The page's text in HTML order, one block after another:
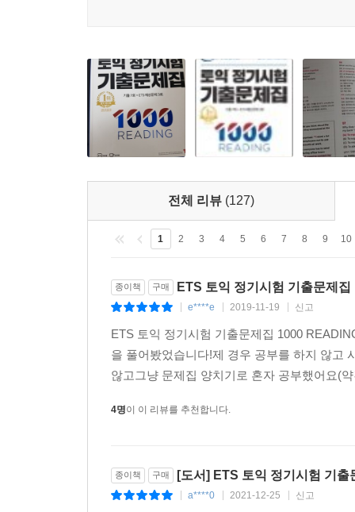
전체 리뷰 (127)
1 2 3 4 5 6 7 8 9 10
종이책 구매 ETS 토익 정기시험 기출문제
e****e 2019-11-19 신고
ETS 토익 정기시험 기출문제집 1000
을 풀어봤었습니다!제 경우 공부를 하지 않고
않고그냥 문제집 양치기로 혼자 공부했어요(
4명이 이 리뷰를 추천합니다.
종이책 구매 [도서] ETS 토익 정기시험 기
a****0 2021-12-25 신고